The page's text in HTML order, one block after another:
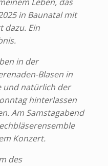
in Baunatal mit
dazu. Ein
in der
Blasen in
und natürlich der
hinterlassen
Am Samstagabend
Konzert.
des